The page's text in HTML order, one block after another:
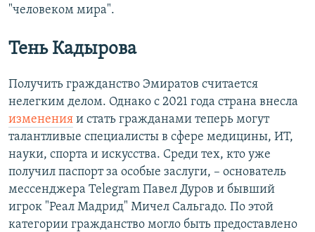
"человеком мира".
Тень Кадырова
Получить гражданство Эмиратов считается
нелегким делом. Однако с 2021 года страна внесла
изменения и стать гражданами теперь могут
талантливые специалисты в сфере медицины, ИТ,
науки, спорта и искусства. Среди тех, кто уже
получил паспорт за особые заслуги, – основатель
мессенджера Telegram Павел Дуров и бывший
игрок "Реал Мадрид" Мичел Сальгадо. По этой
категории гражданство могло быть предоставлено